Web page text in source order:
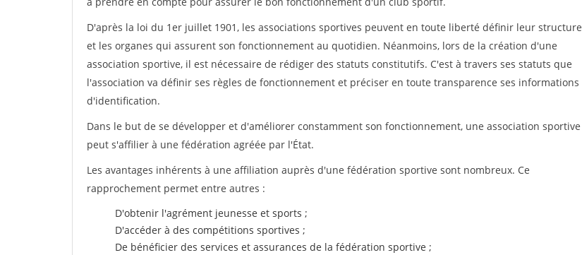
D'après la loi du 1er juillet 1901, les associations sportives peuvent en toute liberté définir leur structure
et les organes qui assurent son fonctionnement au quotidien. Néanmoins, lors de la création d'une
association sportive, il est nécessaire de rédiger des statuts constitutifs. C'est à travers ses statuts que
l'association va définir ses règles de fonctionnement et préciser en toute transparence ses informations
d'identification.
Dans le but de se développer et d'améliorer constamment son fonctionnement, une association sportive
peut s'affilier à une fédération agréée par l'État.
Les avantages inhérents à une affiliation auprès d'une fédération sportive sont nombreux. Ce
rapprochement permet entre autres :
D'obtenir l'agrément jeunesse et sports ;
D'accéder à des compétitions sportives ;
De bénéficier des services et assurances de la fédération sportive ;